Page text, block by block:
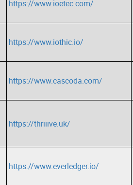
https://www.ioetec.com/
https://www.iothic.io/
https://www.cascoda.com/
https://thriiive.uk/
https://www.everledger.io/